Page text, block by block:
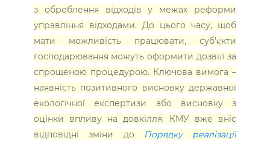
з оброблення відходів у межах реформи
управління відходами. До цього часу, щоб
мати можливість працювати, суб'єкти
господарювання можуть оформити дозвіл за
спрощеною процедурою. Ключова вимога –
наявність позитивного висновку державної
екологічної експертизи або висновку з
оцінки впливу на довкілля. КМУ вже вніс
відповідні зміни до Порядку реалізації